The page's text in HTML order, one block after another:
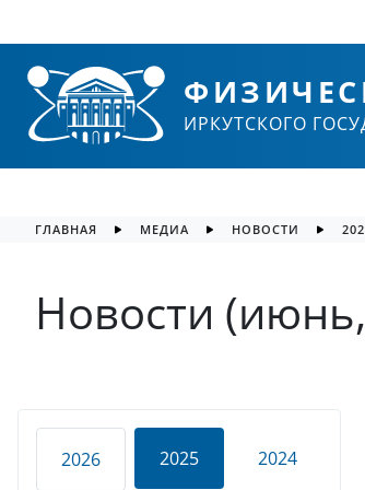
ИРКУТСКОГО
ГЛАВНАЯ МЕДИА НОВОСТИ
Новости
2026 2025 2024